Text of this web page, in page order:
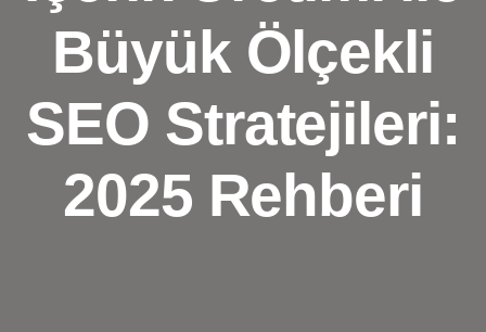
Büyük Ölçekli
SEO Stratejileri:
2025 Rehberi